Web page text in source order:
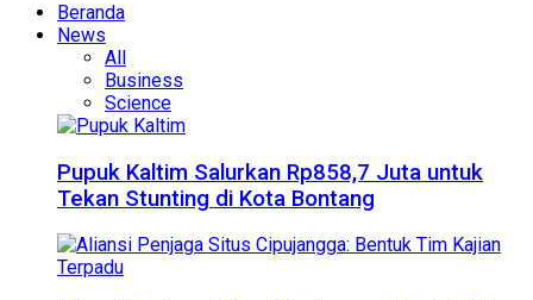
Beranda
News
All
Business
Science
Pupuk Kaltim Salurkan Rp858,7 Juta untuk
Tekan Stunting di Kota Bontang